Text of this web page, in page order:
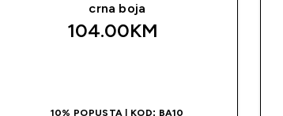
crna boja
104.00KM‎
10% POPUSTA | KOD: BA10